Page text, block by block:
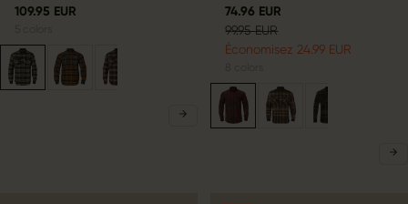
109.95 EUR 74.96 EUR
99.95 EUR
Économisez 24.99 EUR